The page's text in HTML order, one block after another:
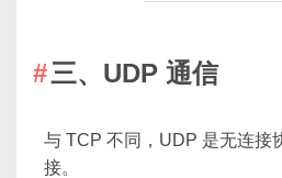
三、UDP 通信
与 TCP 不同，UDP 是无连接
接。